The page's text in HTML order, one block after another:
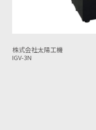
株式会社太陽工機